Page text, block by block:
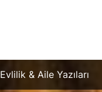
Evlilik & Aile Yazıları